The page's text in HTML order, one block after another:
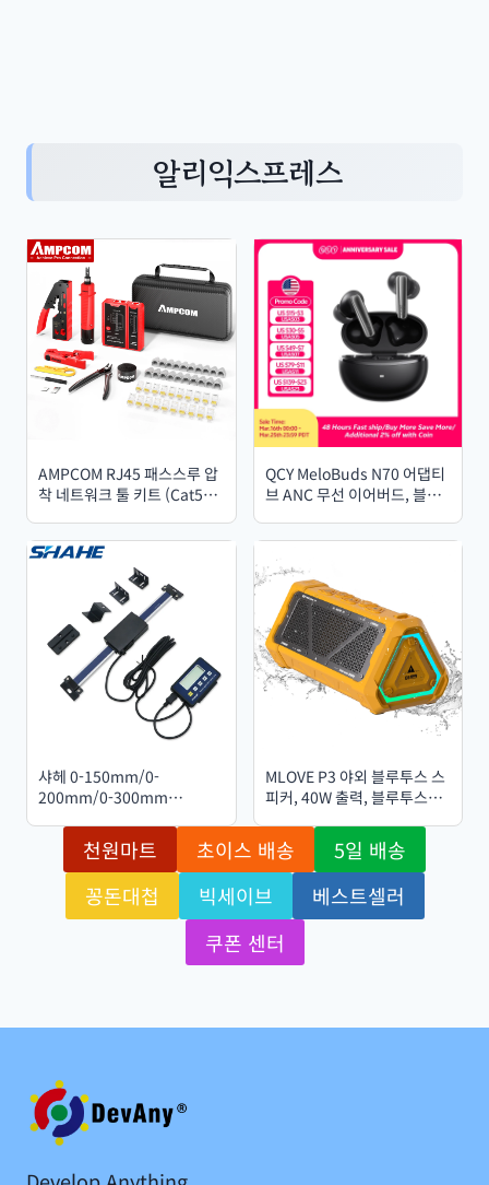
알리익스프레스
AMPCOM RJ45 패스스루 압
착 네트워크 툴 키트 (Cat5e,
워크 압착기/펀치다운
툴/TEL/LAN 케이블 테스터
QCY MeloBuds N70 어댑티
브 ANC 무선 이어버드, 블루
디오, 6개 마이크, 무선 충전,
50시간 사용 가능, IPX5 방
수/방진 기능
샤헤 0-150mm/0-
200mm/0-300mm
지털 판독) 디지털 선형 스케
일 외부 디스플레이
MLOVE P3 야외 블루투스 스
피커, 40W 출력, 블루투스
방수, 마이크로 SD 카드 슬롯,
RGB 조명
천원마트 초이스 배송
5일 배송
꽁돈대첩
빅세이브
베스트셀러
쿠폰 센터